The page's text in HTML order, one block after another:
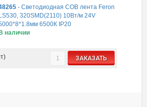
- Светодиодная COB лента Feron
LS530, 320SMD(2110) 10Вт/м 24V
6500К IP20
В наличии
ЗАКАЗАТЬ